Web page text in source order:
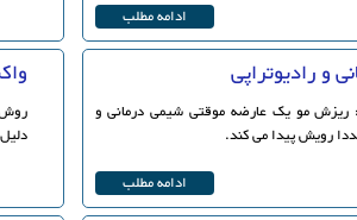
ادامه مطلب
و رادیوتراپی
ریزش مو یک عارضه موقتی شیمی درمانی و
ادامه مطلب
روش